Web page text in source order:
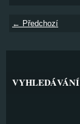
← Předchozí
VYHLEDÁVÁNÍ